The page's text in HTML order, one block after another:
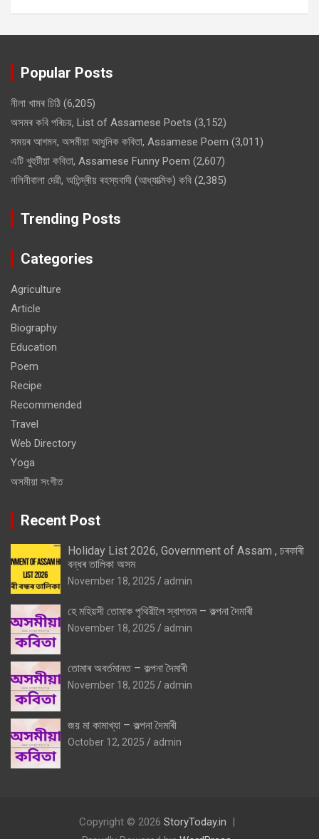
Popular Posts
নীলা খামৰ চিঠি (6,205)
অসমৰ কবি পৰিচয়, List of Assamese Poets (3,152)
সময়ৰ আগমন, অসমীয়া আধুনিক কবিতা, Assamese Poem (3,011)
এটি খুহুটীয়া কবিতা, Assamese Funny Poem (2,607)
নলিনীবালা দেৱী, অতিন্দ্ৰীয় ৰহস্যবাদী (আধ্যাত্মিক) কবি (2,385)
Trending Posts
Categories
Agriculture
Article
Biography
Education
Poem
Recipe
Recommended
Travel
Web Directory
Yoga
অসমীয়া সংগীত
Recent Post
Holiday List 2026, Government of Assam , চৰকাৰী
বন্ধৰ তালিকা অসম
November 18, 2025 admin
হে মহিয়সী তোমাক পৃথিৱীলৈ স্বাগতম – কল্পনা দৈমাৰী
November 18, 2025 admin
তোমাৰ অবৰ্তমানত – কল্পনা দৈমাৰী
November 18, 2025 admin
জয় মা কামাখ্যা – কল্পনা দৈমাৰী
October 12, 2025 admin
Copyright © 2026 StoryToday.in